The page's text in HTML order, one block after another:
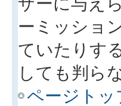
ーミッショ
ていたりす
しても判ら
ページトッ